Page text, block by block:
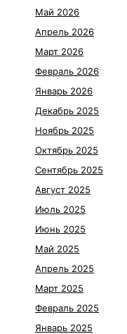
Май 2026
Апрель 2026
Март 2026
Февраль 2026
Январь 2026
Декабрь 2025
Ноябрь 2025
Октябрь 2025
Сентябрь 2025
Август 2025
Июль 2025
Июнь 2025
Май 2025
Апрель 2025
Март 2025
Февраль 2025
Январь 2025